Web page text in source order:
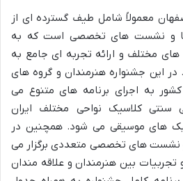
معمولاً شامل طیف گسترده ای از
ها و نشست های تخصصی است که به
مختلف و ارائه تجربه ای جامع به
این جشنواره هنرمندان و گروه های
به اجرای برنامه های متنوع می
سنتی کلاسیک نواحی مختلف ایران
های موسیقی می شود. همچنین در
و نشست های تخصصی متعددی برگزار می
بین هنرمندان و علاقه مندان